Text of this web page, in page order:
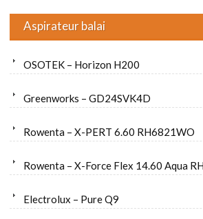
Aspirateur balai
OSOTEK – Horizon H200
Greenworks – GD24SVK4D
Rowenta – X-PERT 6.60 RH6821WO
Rowenta – X-Force Flex 14.60 Aqua
Electrolux – Pure Q9